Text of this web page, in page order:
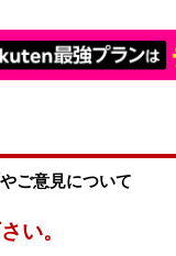
ご意見について
い。